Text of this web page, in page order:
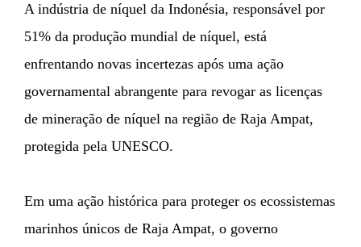
A indústria de níquel da Indonésia, responsável por
51% da produção mundial de níquel, está
enfrentando novas incertezas após uma ação
governamental abrangente para revogar as licenças
de mineração de níquel na região de Raja Ampat,
protegida pela UNESCO.
Em uma ação histórica para proteger os ecossistemas
marinhos únicos de Raja Ampat, o governo